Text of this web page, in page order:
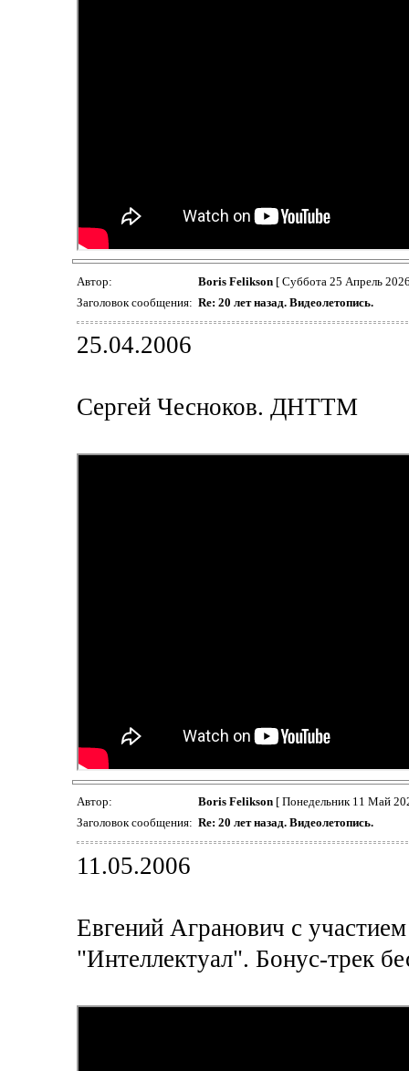
Автор: Boris Felikson[ Суббота 25 Апрель
Заголовок сообщения: Re: 20 лет назад. Видеолетопись.
25.04.2006
Сергей Чесноков. ДНТТМ
Автор: Boris Felikson[ Понедельник 11 Май
Заголовок сообщения: Re: 20 лет назад. Видеолетопись.
11.05.2006
Евгений Агранович с
"Интеллектуал". Бонус-трек